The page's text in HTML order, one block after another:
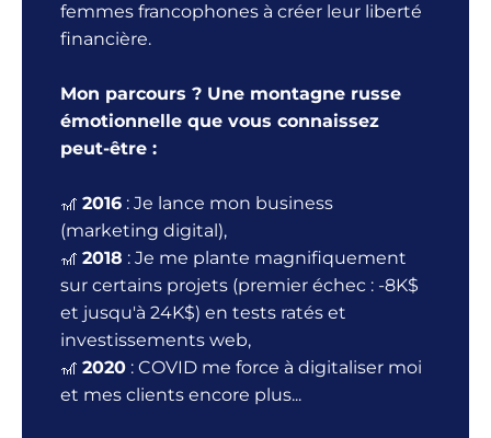
femmes francophones à créer leur liberté
financière.
Mon parcours ? Une montagne russe
émotionnelle que vous connaissez
peut-être :
🎢 2016 : Je lance mon business
(marketing digital),
🎢 2018 : Je me plante magnifiquement
sur certains projets (premier échec : -8K$
et jusqu'à 24K$) en tests ratés et
investissements web,
🎢 2020 : COVID me force à digitaliser moi
et mes clients encore plus...